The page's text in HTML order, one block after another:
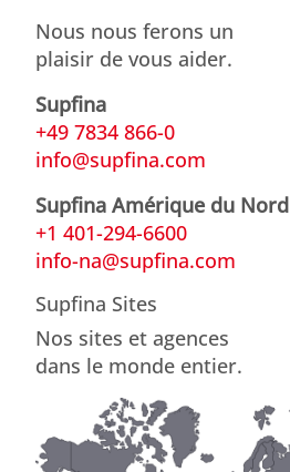
Nous nous ferons un
plaisir de vous aider.
Supfina
+49 7834 866-0
info@supfina.com
Supfina Amérique du Nord
+1 401-294-6600
info-na@supfina.com
Supfina Sites
Nos sites et agences
dans le monde entier.